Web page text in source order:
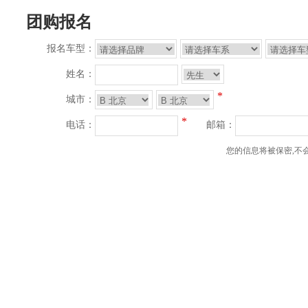
团购报名
报名车型：
姓名：
城市： *
电话： * 邮箱：
您的信息将被保密,不